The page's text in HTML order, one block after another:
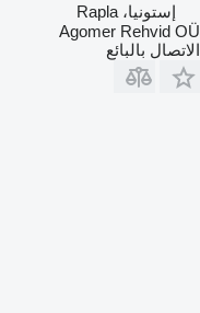
إستونيا، Rapla
Agomer Rehvid OÜ
الاتصال بالبائع